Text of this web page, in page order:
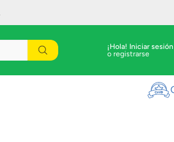
¡Hola! Iniciar sesión